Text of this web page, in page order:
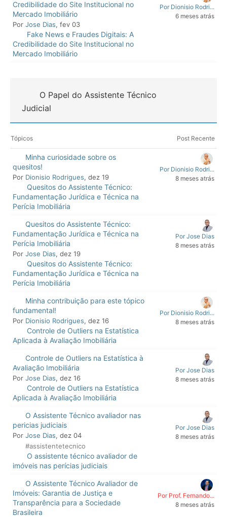
Credibilidade do Site Institucional no
Mercado Imobiliário
Por Jose Dias, fev 03
Fake News e Fraudes Digitais: A
Credibilidade do Site Institucional no
Mercado Imobiliário
Por Dionisio Rodri...
6 meses atrás
O Papel do Assistente Técnico
Judicial
Tópicos Post Recente
Minha curiosidade sobre os
quesitos!
Por Dionisio Rodrigues, dez 19
Quesitos do Assistente Técnico:
Fundamentação Jurídica e Técnica na
Perícia Imobiliária
Por Dionisio Rodri...
8 meses atrás
Quesitos do Assistente Técnico:
Fundamentação Jurídica e Técnica na
Perícia Imobiliária
Por Jose Dias, dez 19
Quesitos do Assistente Técnico:
Fundamentação Jurídica e Técnica na
Perícia Imobiliária
Por Jose Dias
8 meses atrás
Minha contribuição para este tópico
fundamental!
Por Dionisio Rodrigues, dez 16
Controle de Outliers na Estatística
Aplicada à Avaliação Imobiliária
Por Dionisio Rodri...
8 meses atrás
Controle de Outliers na Estatística à
Avaliação Imobiliária
Por Jose Dias, dez 16
Controle de Outliers na Estatística
Aplicada à Avaliação Imobiliária
Por Jose Dias
8 meses atrás
O Assistente Técnico avaliador nas
pericias judiciais
Por Jose Dias, dez 04
#assistentetecnico
O assistente técnico avaliador de
imóveis nas perícias judiciais
Por Jose Dias
8 meses atrás
O Assistente Técnico Avaliador de
Imóveis: Garantia de Justiça e
Transparência para a Sociedade
Brasileira
Por Prof. Fernando...
8 meses atrás